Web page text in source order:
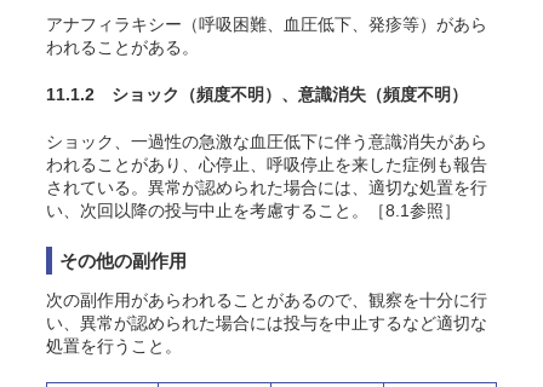
アナフィラキシー（呼吸困難、血圧低下、発疹等）があら
われることがある。
11.1.2 ショック （頻度不明） 、意識消失 （頻度不明）
ショック、一過性の急激な血圧低下に伴う意識消失があら
われることがあり、心停止、呼吸停止を来した症例も報告
されている。異常が認められた場合には、適切な処置を行
い、次回以降の投与中止を考慮すること。［8.1参照］
その他の副作用
次の副作用があらわれることがあるので、観察を十分に行
い、異常が認められた場合には投与を中止するなど適切な
処置を行うこと。